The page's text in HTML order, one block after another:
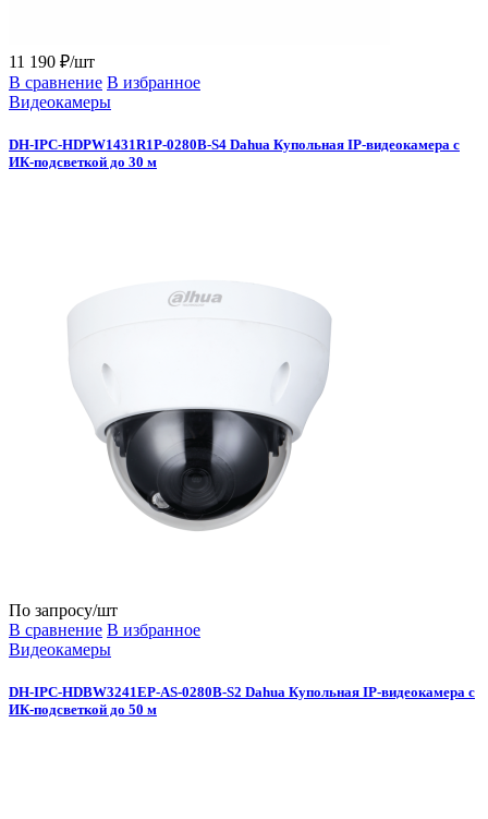
11 190 ₽/шт
В сравнение В избранное
Видеокамеры
DH-IPC-HDPW1431R1P-0280B-S4 Dahua Купольная IP-видеокамера с
ИК-подсветкой до 30 м
По запросу/шт
В сравнение В избранное
Видеокамеры
DH-IPC-HDBW3241EP-AS-0280B-S2 Dahua Купольная IP-видеокамера с
ИК-подсветкой до 50 м